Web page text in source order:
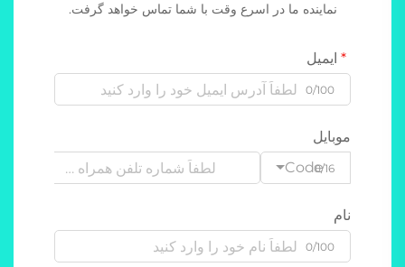
نماینده ما در اسرع وقت با شما تماس خواهد گرفت.
ایمیل
0/100
موبایل
Code0/16
نام
0/100